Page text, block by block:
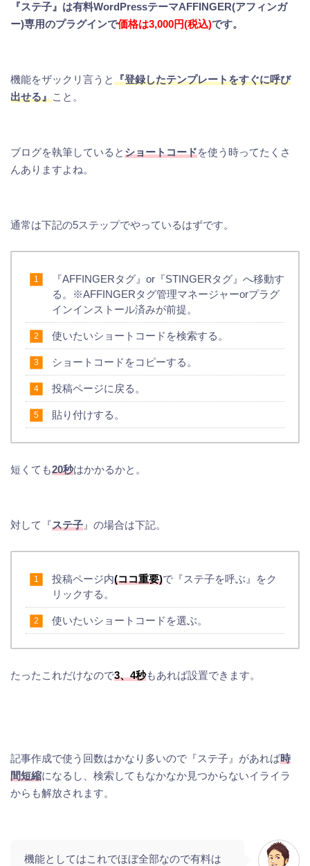
『ステ子』は有料WordPressテーマAFFINGER(アフィンガ
ー)専用のプラグインで価格は3,000円(税込)です。
機能をザックリ言うと『登録したテンプレートをすぐに呼び
出せる』こと。
ブログを執筆しているとショートコードを使う時ってたくさ
んありますよね。
通常は下記の5ステップでやっているはずです。
『AFFINGERタグ』or『STINGERタグ』へ移動す
る。※AFFINGERタグ管理マネージャーorプラグ
インインストール済みが前提。
使いたいショートコードを検索する。
ショートコードをコピーする。
投稿ページに戻る。
貼り付けする。
短くても20秒はかかるかと。
対して『ステ子 』の場合は下記。
投稿ページ内(ココ重要)で『ステ子を呼ぶ』をク
リックする。
使いたいショートコードを選ぶ。
たったこれだけなので3、4秒もあれば設置できます。
記事作成で使う回数はかなり多いので『ステ子』があれば時
間短縮になるし、検索してもなかなか見つからないイライラ
からも解放されます。
機能としてはこれでほぼ全部なので有料は